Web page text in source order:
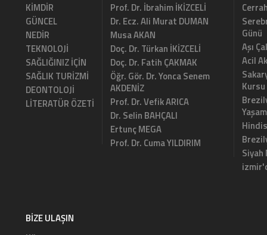
KİMDİR
GÜNCEL
NEDİR
TEKNOLOJİ
SAĞLIĞINIZ İÇİN
SAĞLIK TURİZMİ
DEONTOLOJİ
LİTERATÜR ÖZETİ
Prof. Dr. İbrahim İKİZCELİ
Dr. Ecz. Ali Murat DUMAN
Musa AKAN
Doç. Dr. Türkan İKİZCELİ
Doç. Dr. Fatih ÇAKMAK
Öğr. Gör. Dr. Yonca Senem
AKDENİZ
Prof. Dr. Vefik ARICA
Dr. Selin BAHÇALI
Ertunç MEGA
Prof. Dr. Cuma YILDIRIM
Günü
Aşı
Acil
Kursu
Yaşam
BIZE ULAŞIN